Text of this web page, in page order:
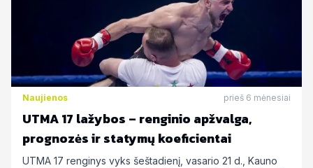
Naujienos prieš 6 mėnesiai
UTMA 17 lažybos – renginio apžvalga,
prognozės ir statymų koeficientai
UTMA 17 renginys vyks šeštadienį, vasario 21 d., Kauno